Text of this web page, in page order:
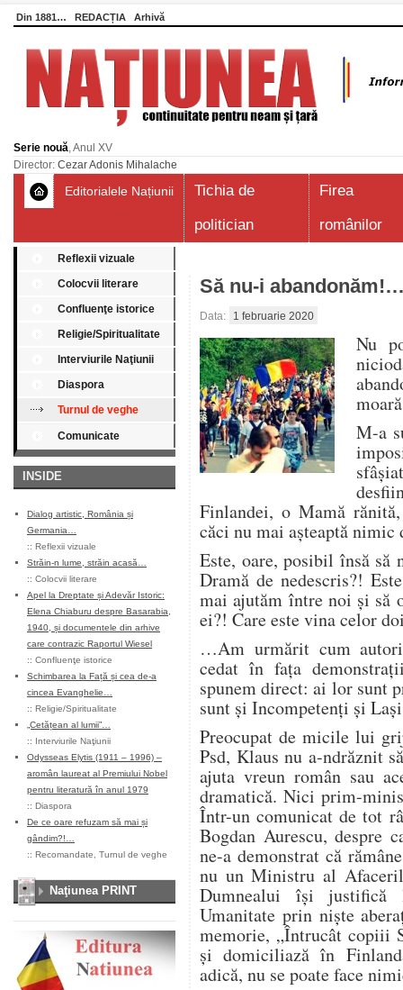
Din 1881… REDACȚIA Arhivă
Serie nouă, Anul XV
Director: Cezar Adonis Mihalache
Editorialele Națiunii
Tichia de
politician
Firea
românilor
Reflexii vizuale
Colocvii literare
Confluenţe istorice
Religie/Spiritualitate
Interviurile Naţiunii
Diaspora
Turnul de veghe
Comunicate
INSIDE
Dialog artistic, România și
Germania…
:: Reflexii vizuale
Străin-n lume, străin acasă…
:: Colocvii literare
Apel la Dreptate și Adevăr Istoric:
Elena Chiaburu despre Basarabia,
1940, și documentele din arhive
care contrazic Raportul Wiesel
:: Confluenţe istorice
Schimbarea la Față și cea de-a
cincea Evanghelie…
:: Religie/Spiritualitate
„Cetățean al lumii”…
:: Interviurile Naţiunii
Odysseas Elytis (1911 – 1996) –
aromân laureat al Premiului Nobel
pentru literatură în anul 1979
:: Diaspora
De ce oare refuzam să mai și
gândim?!…
:: Recomandate Turnul de veghe
Naţiunea PRINT
Să nu-i
Data: 1 februarie 2020
Nu
M-a
Finlandei, o Mamă
căci nu mai așteaptă
Este, oare, posibil însă să
Dramă de nedescris?!
mai ajutăm între noi și să
ei?! Care este vina celor
…Am urmărit cum
cedat în fața
spunem direct: ai lor sunt
sunt și Incompetenți și
Preocupat de micile lui
Psd, Klaus nu a-ndrăznit
ajuta vreun român sau
dramatică. Nici prim-
Într-un comunicat de tot
Bogdan Aurescu, despre
ne-a demonstrat că
nu un Ministru al
Dumnealui își justifică
Umanitate prin niște
memorie, „Întrucât copiii
și domiciliază în
adică, nu se poate face